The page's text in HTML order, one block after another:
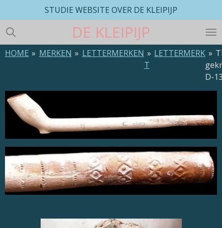
direct
naar
de
hoofdinhoud
DE KLEIPIJP
STUDIE WEBSITE OVER DE KLEIPIJP
HOME » MERKEN » LETTERMERKEN » LETTERMERK
T
»
D-